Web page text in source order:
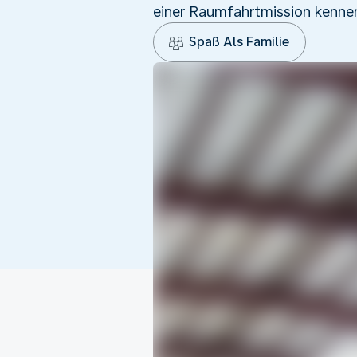
einer Raumfahrtmission
Spaß Als Familie